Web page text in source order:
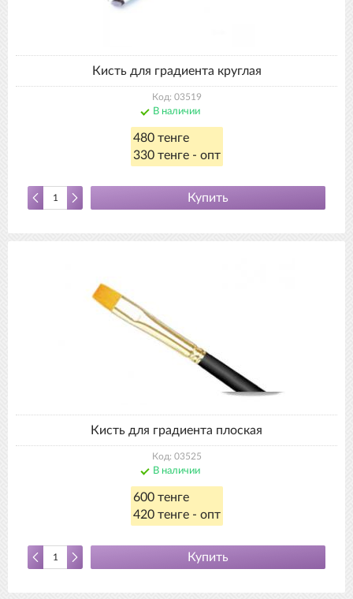
Кисть для градиента круглая
Код: 03519
В наличии
480 тенге
330 тенге - опт
Купить
Кисть для градиента плоская
Код: 03525
В наличии
600 тенге
420 тенге - опт
Купить